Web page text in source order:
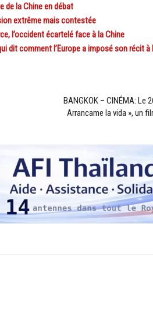
de la Chine en débat
extrême mais contestée
l’occident écartelé face à la Chine
dit comment l’Europe a imposé son récit à
BANGKOK – CINÉMA: Le
Arrancame la vida », un